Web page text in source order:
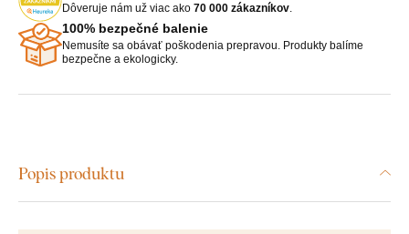
Dôveruje nám už viac ako 70 000 zákazníkov.
100% bezpečné balenie
Nemusíte sa obávať poškodenia prepravou. Produkty balíme
bezpečne a ekologicky.
Popis produktu